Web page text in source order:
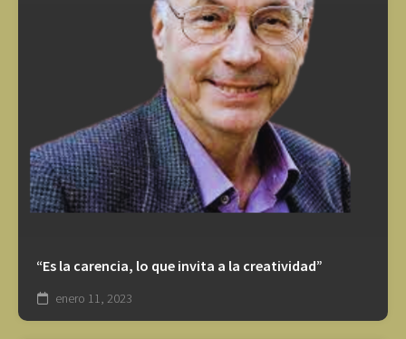
“Es la carencia, lo que invita a la creatividad”
enero 11, 2023